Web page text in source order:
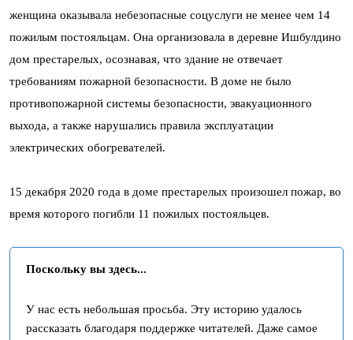
женщина оказывала небезопасные соцуслуги не менее чем 14
пожилым постояльцам. Она организовала в деревне Ишбулдино
дом престарелых, осознавая, что здание не отвечает
требованиям пожарной безопасности. В доме не было
противопожарной системы безопасности, эвакуационного
выхода, а также нарушались правила эксплуатации
электрических обогревателей.
15 декабря 2020 года в доме престарелых произошел пожар, во
время которого погибли 11 пожилых постояльцев.
Поскольку вы здесь...
У нас есть небольшая просьба. Эту историю удалось
рассказать благодаря поддержке читателей. Даже самое